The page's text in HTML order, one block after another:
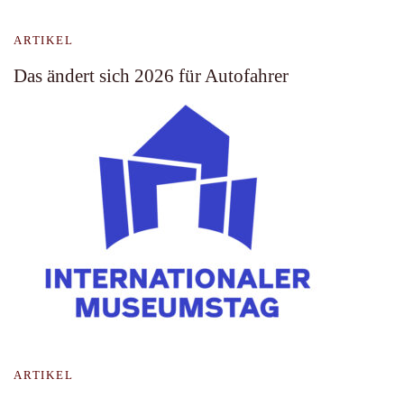
ARTIKEL
Das ändert sich 2026 für Autofahrer
ARTIKEL